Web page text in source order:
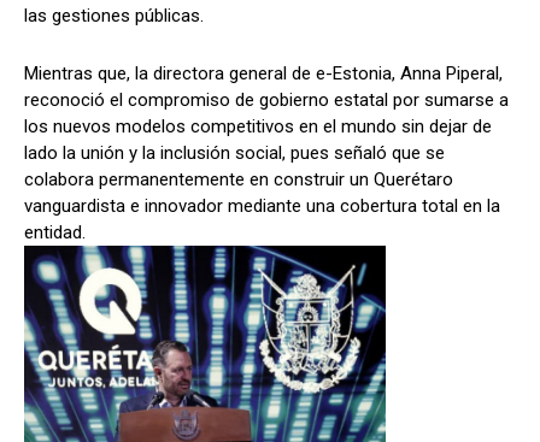
las gestiones públicas.
Mientras que, la directora general de e-Estonia, Anna Piperal,
reconoció el compromiso de gobierno estatal por sumarse a
los nuevos modelos competitivos en el mundo sin dejar de
lado la unión y la inclusión social, pues señaló que se
colabora permanentemente en construir un Querétaro
vanguardista e innovador mediante una cobertura total en la
entidad.